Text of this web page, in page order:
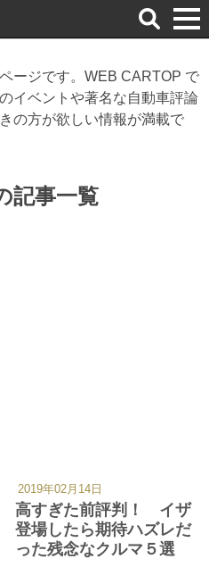
検
索
ージです。WEB CARTOP で
イベントや著名な自動車評論
の方が欲しい情報が満載で
記事一覧
高すぎた前評判！ イザ
登場したら期待ハズレだ
った残念なクルマ５選
2019年02月14日